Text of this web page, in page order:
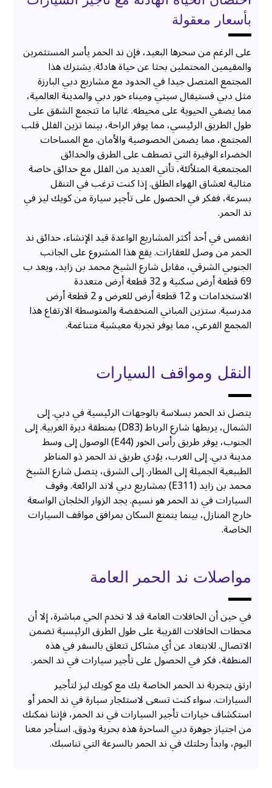
بأسعار معقولة
على الرغم من سحرها البعيد، فإن ند الحمر يأسر المستثمرين
والمقيمين المحتملين بحثا عن حياة هادئة. يشترك هذا
المجتمع المتصل جيدا في الحدود مع مشاريع دبي البارزة
مثل دبي فستيفال سيتي وميناء خور دبي والمدينة العالمية،
مما يضفي الحيوية على محيطه. غالبا ما تتجمع الشقق على
طول الطريق الرئيسي، مما يوفر الراحة، بينما تزين الفلل قلب
المجتمع، مما يضمن الخصوصية والأمان. مع المساحات
الخضراء الوفيرة التي تصطف على الطرق والحدائق
المجتمعية المتلألئة، تأتي العديد من الفلل مع حدائق خاصة
مثالية لعشاق الهواء الطلق. إذا كنت ترغب في التنقل
بسرعة، ففكر في الحصول على تأجير سيارة من كويك ليز في
ند الحمر.
انغمس في أحد أكثر المشاريع الواعدة قيد الإنشاء، حدائق ند
الحمر من وصل للعقارات. يقع هذا المشروع على الجانب
الجنوبي الشرقي، مقابل شارع الشيخ محمد بن زايد، ويعد ب
69 قطعة أرض سكنية و 32 قطعة أرض متعددة
الاستخدامات و 12 قطعة أرض للعرض و 2 قطعة أرض
مدرسية. ستزين المباني المنخفضة والمتوسطة الارتفاع هذا
المجمع الفرعي، مما يوفر تجربة معيشية متناغمة.
النقل ومواقف السيارات
يتصل ند الحمر بسلاسة بالوجهات الرئيسية في دبي. إلى
الشمال، يربطها شارع الرباط (D83) بمنطقة ديرة الغربية. إلى
الجنوب، يوفر طريق رأس الخور (E44) الوصول إلى وسط
مدينة دبي. إلى الغرب، يؤدي طريق ند الحمر ذو المناظر
الطبيعية الجميلة إلى المطار. إلى الشرق، يتصل شارع الشيخ
محمد بن زايد (E311) بمشاريع دبي لاند الرائعة. وقوف
السيارات في ند الحمر هو نسيم. يجد الزوار الخلجان الواسعة
خارج المنازل، بينما يتمتع السكان بمرافق مواقف السيارات
الخاصة.
مواصلات ند الحمر العامة
في حين أن الحافلات العامة قد لا تخدم الحي مباشرة، إلا أن
محطات الحافلات القريبة على طول الطرق الرئيسية تضمن
الاتصال. للابتعاد عن أي مشاكل تتعلق بالسفر في هذه
المنطقة، فكر في الحصول على تأجير سيارات في ند الحمر.
ارتق بتجربة ند الحمر الخاصة بك مع كويك ليز لتأجير
السيارات. سواء كنت تسعى لاستئجار سيارة في ند الحمر أو
استكشاف خيارات تأجير السيارات في ند الحمر، فإننا نمكنك
من اجتياز جوهرة دبي الساحرة هذه بحرية وذوق. استأجر معنا
اليوم، وابدأ رحلتك في ند الحمر بالسرعة التي تناسبك.